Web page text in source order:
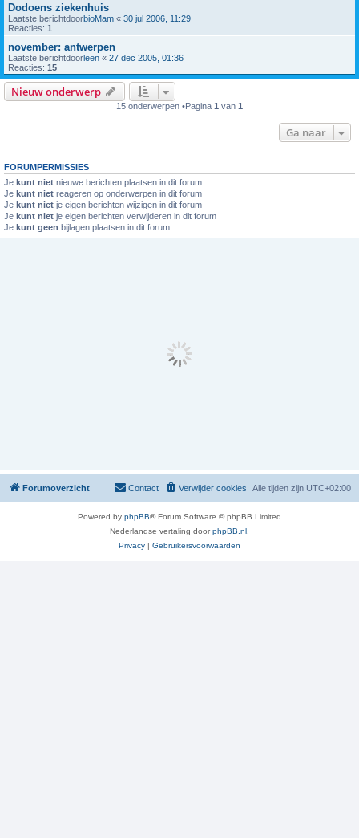
Dodoens ziekenhuis
Laatste berichtdoorbioMam « 30 jul 2006, 11:29
Reacties: 1
november: antwerpen
Laatste berichtdoorleen « 27 dec 2005, 01:36
Reacties: 15
Nieuw onderwerp
15 onderwerpen •Pagina 1 van 1
Ga naar
FORUMPERMISSIES
Je kunt niet nieuwe berichten plaatsen in dit forum
Je kunt niet reageren op onderwerpen in dit forum
Je kunt niet je eigen berichten wijzigen in dit forum
Je kunt niet je eigen berichten verwijderen in dit forum
Je kunt geen bijlagen plaatsen in dit forum
Forumoverzicht Alle tijden zijn UTC+02:00
Verwijder cookies
Contact
Powered by phpBB® Forum Software © phpBB Limited
Nederlandse vertaling doorphpBB.nl
Privacy | Gebruikersvoorwaarden